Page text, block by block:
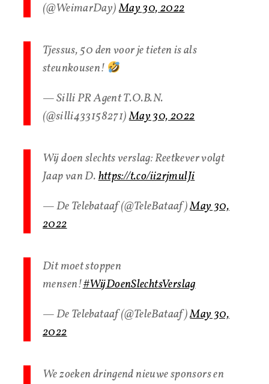
(@WeimarDay)May 30, 2022
Tjessus, 50 den voor je tieten is als
steunkousen!
— Silli PR Agent T.O.B.N.
(@silli433158271)May 30, 2022
Wij doen slechts verslag: Reetkever volgt
Jaap van D.https://t.co/ii2rjmulJi
— De Telebataaf (@TeleBataaf)May 30,
2022
Dit moet stoppen
mensen!#WijDoenSlechtsVerslag
— De Telebataaf (@TeleBataaf)May 30,
2022
We zoeken dringend nieuwe sponsors en